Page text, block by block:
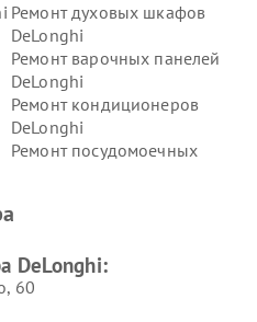
Ремонт духовых шкафов
DeLonghi
Ремонт варочных панелей
DeLonghi
Ремонт кондиционеров
DeLonghi
Ремонт посудомоечных
DeLonghi
DeLonghi:
60